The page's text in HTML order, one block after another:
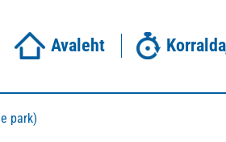
Avaleht
park)